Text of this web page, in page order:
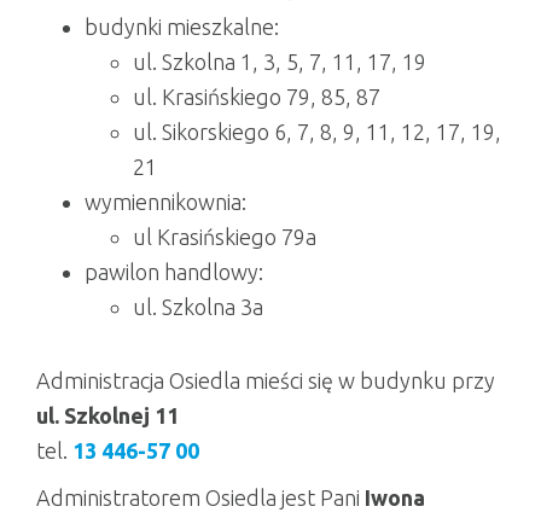
budynki mieszkalne:
ul. Szkolna 1, 3, 5, 7, 11, 17, 19
ul. Krasińskiego 79, 85, 87
ul. Sikorskiego 6, 7, 8, 9, 11, 12, 17, 19,
21
wymiennikownia:
ul Krasińskiego 79a
pawilon handlowy:
ul. Szkolna 3a
Administracja Osiedla mieści się w budynku przy
ul. Szkolnej 11
tel. 13 446-57 00
Administratorem Osiedla jest Pani Iwona